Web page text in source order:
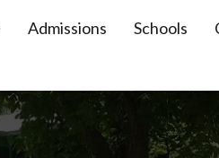
Admissions Schools